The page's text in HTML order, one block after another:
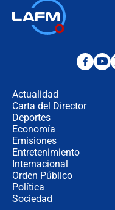
Actualidad
Carta del Director
Deportes
Economía
Emisiones
Entretenimiento
Internacional
Orden Público
Política
Sociedad